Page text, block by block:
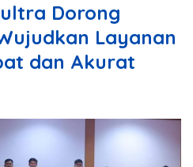
Dorong
Layanan
dan Akurat